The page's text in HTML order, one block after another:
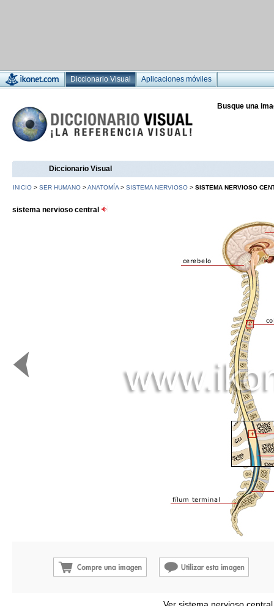
Diccionario Visual Aplicaciones móviles
Busque una
Diccionario Visual
INICIO > SER HUMANO >ANATOMÍA > SISTEMA NERVIOSO > SISTEMA NERVIOSO
sistema nervioso central